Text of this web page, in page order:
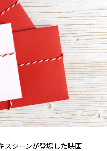
スシーンが登場した映画